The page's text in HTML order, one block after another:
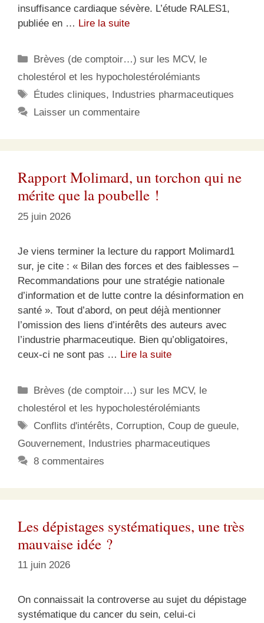
insuffisance cardiaque sévère. L’étude RALES1,
publiée en … Lire la suite
Catégories
Brèves (de comptoir…) sur les MCV, le
cholestérol et les hypocholestérolémiants
Étiquettes
Études cliniques, Industries pharmaceutiques
Laisser un commentaire
Rapport Molimard, un torchon qui ne
mérite que la poubelle !
25 juin 2026
Je viens terminer la lecture du rapport Molimard1
sur, je cite : « Bilan des forces et des faiblesses –
Recommandations pour une stratégie nationale
d’information et de lutte contre la désinformation en
santé ». Tout d’abord, on peut déjà mentionner
l’omission des liens d’intérêts des auteurs avec
l’industrie pharmaceutique. Bien qu’obligatoires,
ceux-ci ne sont pas … Lire la suite
Catégories
Brèves (de comptoir…) sur les MCV, le
cholestérol et les hypocholestérolémiants
Étiquettes
Conflits d'intérêts, Corruption, Coup de gueule,
Gouvernement, Industries pharmaceutiques
8 commentaires
Les dépistages systématiques, une très
mauvaise idée ?
11 juin 2026
On connaissait la controverse au sujet du dépistage
systématique du cancer du sein, celui-ci